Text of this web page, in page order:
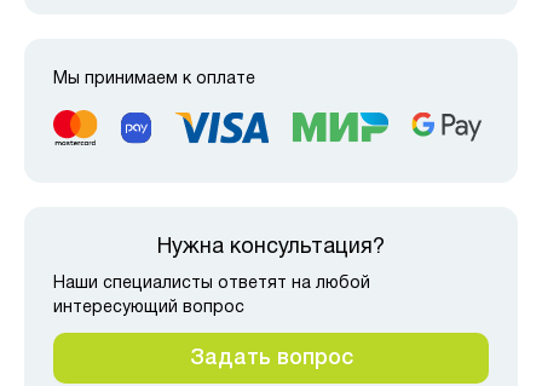
Мы принимаем к оплате
Нужна консультация?
Наши специалисты ответят на любой
интересующий вопрос
Задать вопрос